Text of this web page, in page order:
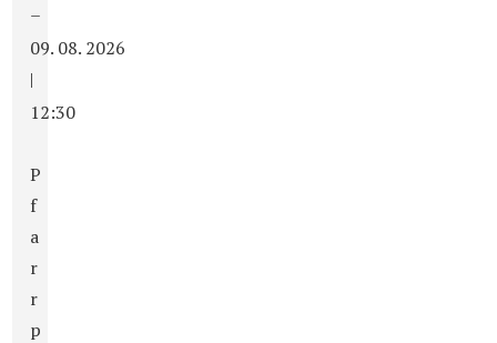
–
09. 08. 2026
|
12:30
P
f
a
r
r
p